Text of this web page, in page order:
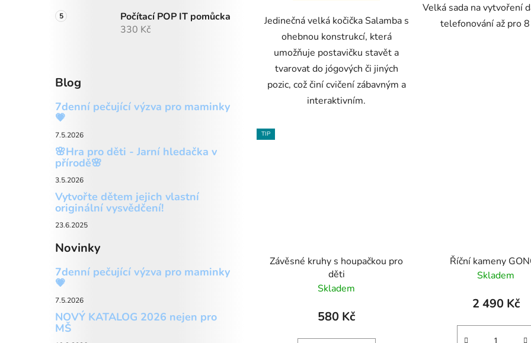
Počítací POP IT pomůcka
330 Kč
Blog
7denní pečující výzva pro maminky
💗
7.5.2026
🌸Hra pro děti - Jarní hledačka v
přírodě🌸
3.5.2026
Vytvořte dětem jejich vlastní
originální vysvědčení!
23.6.2025
Novinky
7denní pečující výzva pro maminky
💗
7.5.2026
NOVÝ KATALOG 2026 nejen pro
MŠ
Jedinečná velká kočička Salamba s
ohebnou konstrukcí, která
umožňuje postavičku stavět a
tvarovat do jógových či jiných
pozic, což činí cvičení zábavným a
interaktivním.
Velká sada na vytvoření
telefonování až pro
TIP
Závěsné kruhy s houpačkou pro
děti
Skladem
580 Kč
Říční kameny
Skladem
2 490 Kč